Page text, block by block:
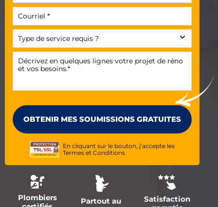
En cliquant sur le bouton, j’accepte les
Termes et Conditions
Plombiers
Partout au
Satisfaction